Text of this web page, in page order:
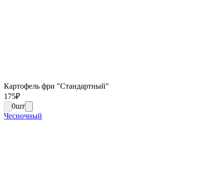
Картофель фри "Стандартный"
175₽
0шт
Чесночный